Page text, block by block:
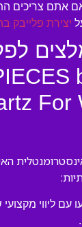
אתם צריכים
יצירת פלייבק
For
עם ליווי